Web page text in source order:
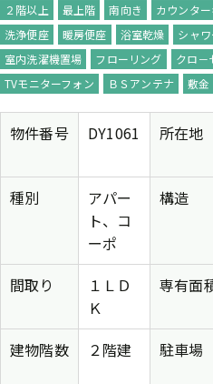
２階以上 最上階 南向き カウンタ
洗浄便座
暖房便座 浴室乾燥 シャワ
室内洗濯機置場
フローリング クロ－
TVモニターフォン
ＢＳアンテナ 敷金
物件番号 DY1061 所在地
種別
アパー
ト、コ
ーポ
構造
間取り
１ＬＤ
Ｋ
専有面
建物階数 ２階建 駐車場